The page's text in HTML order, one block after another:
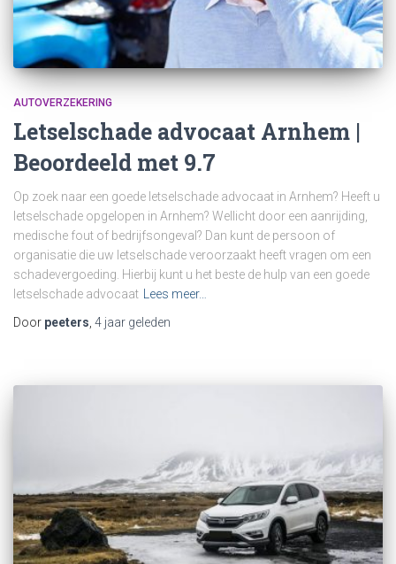
AUTOVERZEKERING
Letselschade advocaat Arnhem |
Beoordeeld met 9.7
Op zoek naar een goede letselschade advocaat in Arnhem? Heeft u
letselschade opgelopen in Arnhem? Wellicht door een aanrijding,
medische fout of bedrijfsongeval? Dan kunt de persoon of
organisatie die uw letselschade veroorzaakt heeft vragen om een
schadevergoeding. Hierbij kunt u het beste de hulp van een goede
letselschade advocaat
Lees meer…
Door peeters 4 jaar geleden